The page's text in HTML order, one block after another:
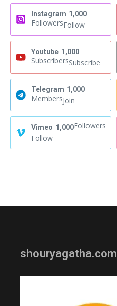
Instagram 1,000
FollowersFollow
Youtube 1,000
SubscribersSubscribe
Telegram 1,000
MembersJoin
Vimeo 1,000Followers
Follow
shouryagatha.com